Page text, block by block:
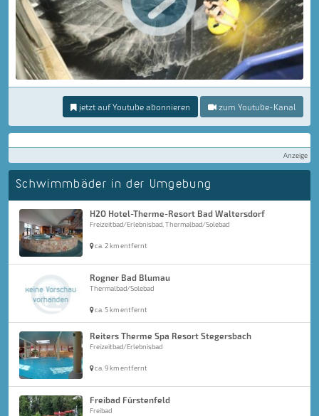
jetzt auf Youtube abonnieren zum Youtube-Kanal
Anzeige
Schwimmbäder in der Umgebung
H2O Hotel-Therme-Resort Bad Waltersdorf
Freizeitbad/Erlebnisbad, Thermalbad/Solebad
ca. 2 km entfernt
Rogner Bad Blumau
Thermalbad/Solebad
ca. 5 km entfernt
Reiters Therme Spa Resort Stegersbach
Freizeitbad/Erlebnisbad
ca. 9 km entfernt
Freibad Fürstenfeld
Freibad